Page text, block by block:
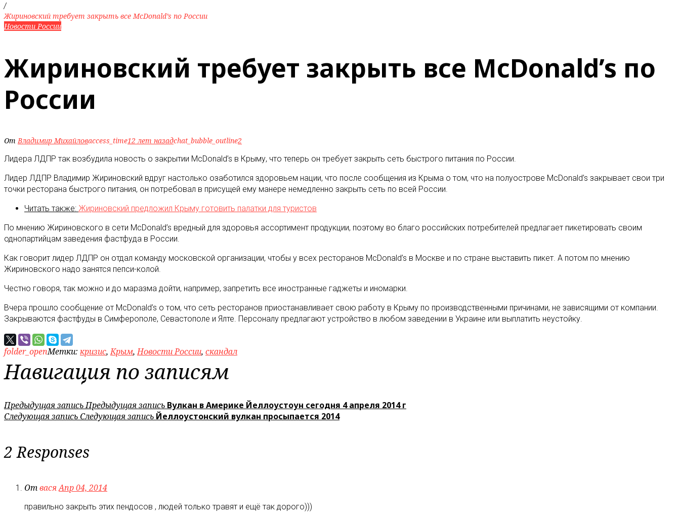
/
Жириновский требует закрыть все McDonald’s по России
Новости России
Жириновский требует закрыть все McDonald’s по
России
ОтВладимир Михайловaccess_time12 лет назадchat_bubble_outline2
Лидера ЛДПР так возбудила новость о закрытии McDonald’s в Крыму, что теперь он требует закрыть сеть быстрого питания по России.
Лидер ЛДПР Владимир Жириновский вдруг настолько озаботился здоровьем нации, что после сообщения из Крыма о том, что на полуострове McDonald’s закрывает свои три
точки ресторана быстрого питания, он потребовал в присущей ему манере немедленно закрыть сеть по всей России.
Читать также: Жириновский предложил Крыму готовить палатки для туристов
По мнению Жириновского в сети McDonald’s вредный для здоровья ассортимент продукции, поэтому во благо российских потребителей предлагает пикетировать своим
однопартийцам заведения фастфуда в России.
Как говорит лидер ЛДПР он отдал команду московской организации, чтобы у всех ресторанов McDonald’s в Москве и по стране выставить пикет. А потом по мнению
Жириновского надо занятся пепси-колой.
Честно говоря, так можно и до маразма дойти, например, запретить все иностранные гаджеты и иномарки.
Вчера прошло сообщение от McDonald’s о том, что сеть ресторанов приостанавливает свою работу в Крыму по производственными причинами, не зависящими от компании.
Закрываются фастфуды в Симферополе, Севастополе и Ялте. Персоналу предлагают устройство в любом заведении в Украине или выплатить неустойку.
folder_openМетки: кризис,Крым,Новости России, скандал
Навигация по записям
Предыдущая записьПредыдущая запись Вулкан в Америке Йеллоустоун сегодня 4 апреля 2014 г
Следующая запись Следующая запись Йеллоустонский вулкан просыпается 2014
2 Responses
ОтвасяАпр 04, 2014
правильно закрыть этих пендосов , людей только травят и ещё так дорого)))